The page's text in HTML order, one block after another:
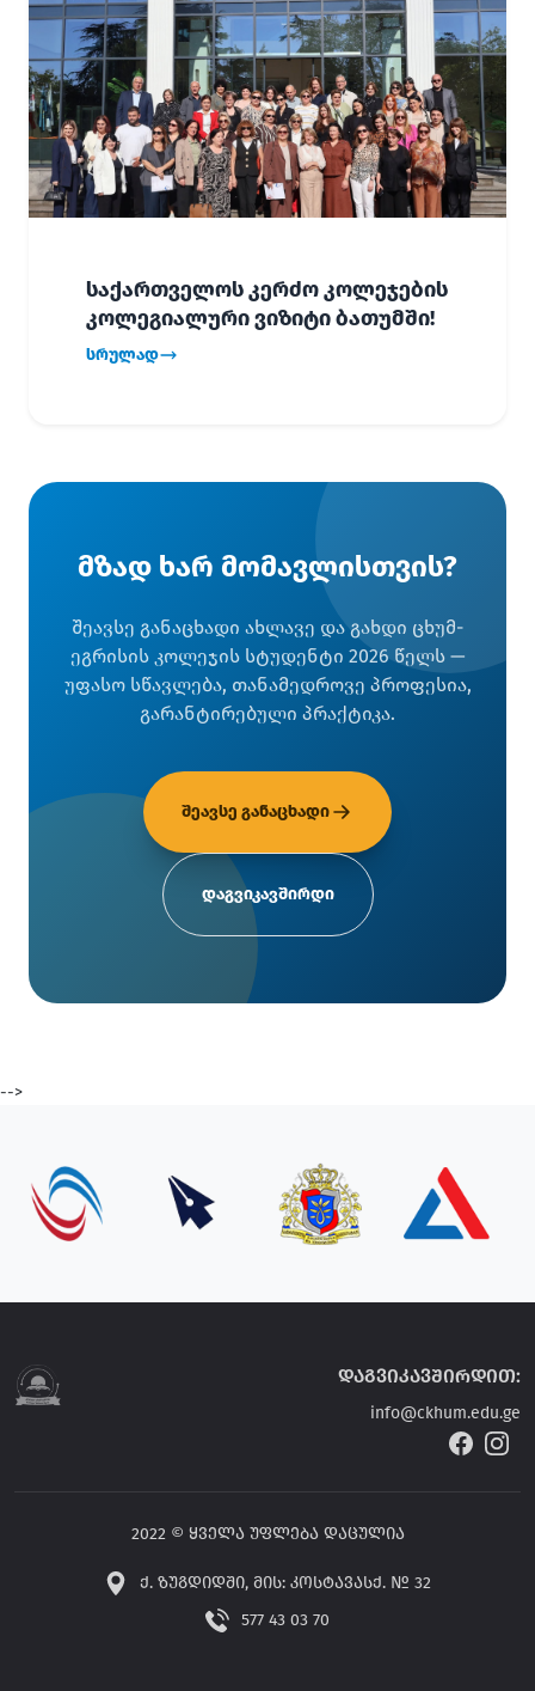
საქართველოს კერძო კოლეჯების
კოლეგიალური ვიზიტი ბათუმში!
სრულად
მზად ხარ მომავლისთვის?
შეავსე განაცხადი ახლავე და გახდი ცხუმ-
ეგრისის კოლეჯის სტუდენტი 2026 წელს —
უფასო სწავლება, თანამედროვე პროფესია,
გარანტირებული პრაქტიკა.
შეავსე განაცხადი
დაგვიკავშირდი
-->
დაგვიკავშირდით:
info@ckhum.edu.ge
2022 © ყველა უფლება დაცულია
ქ. ზუგდიდში, მის: კოსტავასქ. № 32
577 43 03 70